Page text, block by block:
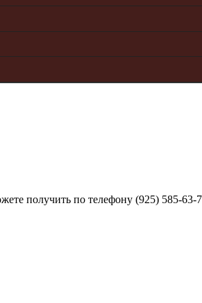
получить по телефону (925) 585-63-